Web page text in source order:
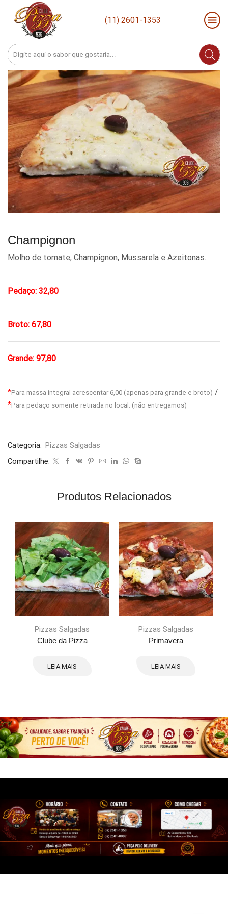
(11) 2601-1353
Search
Champignon
Molho de tomate, Champignon, Mussarela e Azeitonas.
Pedaço: 32,80
Broto: 67,80
Grande: 97,80
*Para massa integral acrescentar 6,00 (apenas para grande e broto) /
*Para pedaço somente retirada no local. (não entregamos)
Categoria: Pizzas Salgadas
Compartilhe:
Produtos Relacionados
Pizzas Salgadas
Clube da Pizza
LEIA MAIS
Pizzas Salgadas
Primavera
LEIA MAIS